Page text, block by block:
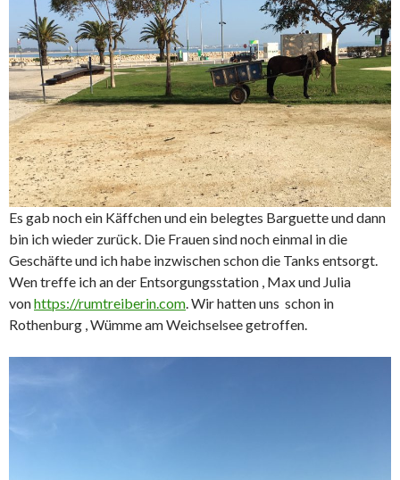
Es gab noch ein Käffchen und ein belegtes Barguette und dann
bin ich wieder zurück. Die Frauen sind noch einmal in die
Geschäfte und ich habe inzwischen schon die Tanks entsorgt.
Wen treffe ich an der Entsorgungsstation , Max und Julia
vonhttps://rumtreiberin.com. Wir hatten uns schon in
Rothenburg , Wümme am Weichselsee getroffen.